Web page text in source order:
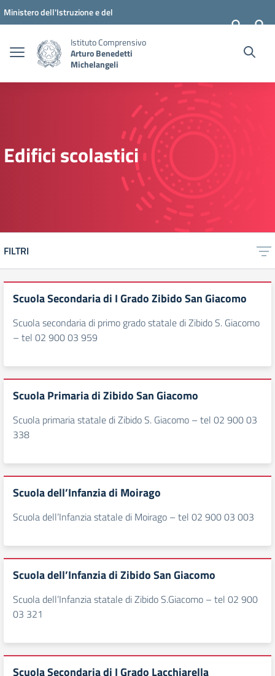
Vai ai contenuti
Vai al menu di navigazione
Vai al footer
Ministero dell'Istruzione e del
Istituto Comprensivo
Arturo Benedetti
Michelangeli
Edifici scolastici
FILTRI
Scuola Secondaria di I Grado Zibido San Giacomo
Scuola secondaria di primo grado statale di Zibido S. Giacomo
– tel 02 900 03 959
Scuola Primaria di Zibido San Giacomo
Scuola primaria statale di Zibido S. Giacomo – tel 02 900 03
338
Scuola dell’Infanzia di Moirago
Scuola dell’Infanzia statale di Moirago – tel 02 900 03 003
Scuola dell’Infanzia di Zibido San Giacomo
Scuola dell’Infanzia statale di Zibido S.Giacomo – tel 02 900
03 321
Scuola Secondaria di I Grado Lacchiarella